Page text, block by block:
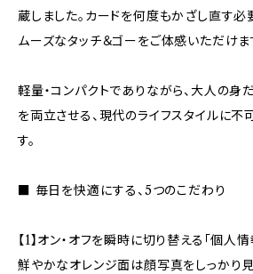
蔵しました。カードを何度もかざし直す必
ムーズなタッチ＆ゴーをご体感いただけま
軽量・コンパクトでありながら、大人の身
を両立させる、現代のライフスタイルに不
す。
■ 毎日を快適にする、5つのこだわり
【1】オン・オフを瞬時に切り替える「個人
鮮やかなオレンジ面は顔写真をしっかり